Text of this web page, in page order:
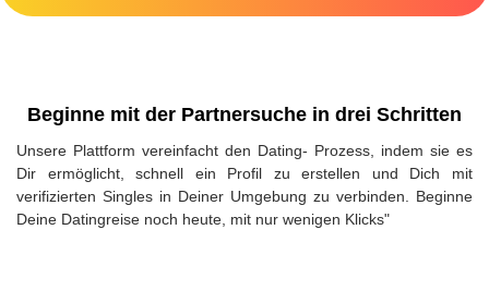
Beginne mit der Partnersuche in drei Schritten
Unsere Plattform vereinfacht den Dating- Prozess, indem sie es
Dir ermöglicht, schnell ein Profil zu erstellen und Dich mit
verifizierten Singles in Deiner Umgebung zu verbinden. Beginne
Deine Datingreise noch heute, mit nur wenigen Klicks"